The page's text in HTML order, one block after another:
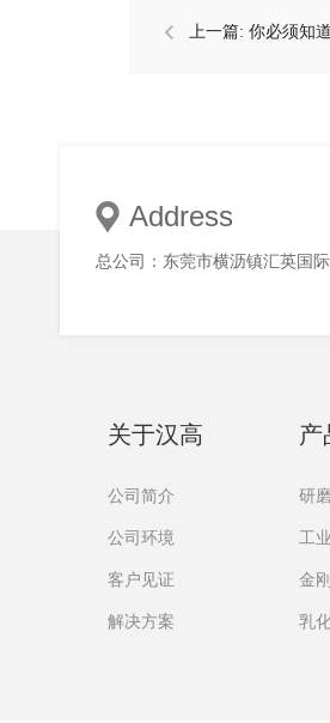
上一篇: 你必须知
Address
总公司：东莞市横沥镇汇英国
关于汉高
公司简介
公司环境
客户见证
解决方案
产
研
工
金
乳